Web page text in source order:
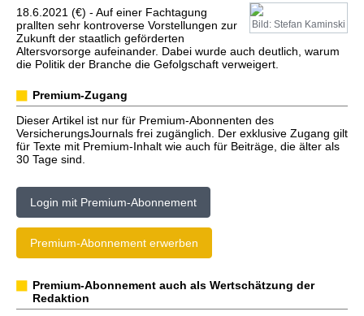
Bild: Stefan Kaminski
18.6.2021 (€) - Auf einer Fachtagung
prallten sehr kontroverse Vorstellungen zur
Zukunft der staatlich geförderten
Altersvorsorge aufeinander. Dabei wurde auch deutlich, warum
die Politik der Branche die Gefolgschaft verweigert.
Premium-Zugang
Dieser Artikel ist nur für Premium-Abonnenten des
VersicherungsJournals frei zugänglich. Der exklusive Zugang gilt
für Texte mit Premium-Inhalt wie auch für Beiträge, die älter als
30 Tage sind.
Login mit Premium-Abonnement
Premium-Abonnement erwerben
Premium-Abonnement auch als Wertschätzung der
Redaktion